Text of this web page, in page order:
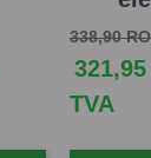
Pret de
338,90
TVA